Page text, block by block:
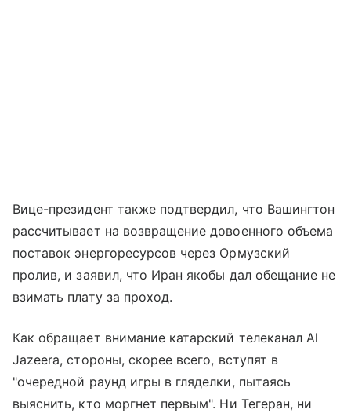
Вице-президент также подтвердил, что Вашингтон
рассчитывает на возвращение довоенного объема
поставок энергоресурсов через Ормузский
пролив, и заявил, что Иран якобы дал обещание не
взимать плату за проход.
Как обращает внимание катарский телеканал Al
Jazeera, стороны, скорее всего, вступят в
"очередной раунд игры в гляделки, пытаясь
выяснить, кто моргнет первым". Ни Тегеран, ни